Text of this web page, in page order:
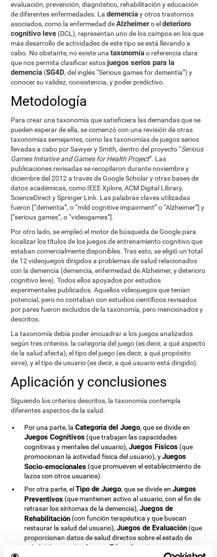
evaluación, prevención, diagnóstico, rehabilitación y educación
de diferentes enfermedades. Lademenciay otros trastornos
asociados, como la enfermedad deAlzheimero eldeterioro
cognitivo leve (DCL), representan uno de los campos en los que
más desarrollo de actividades de este tipo se está llevando a
cabo. No obstante, no existe unataxonomíao referencia clara
que nos permita clasificar estosjuegos serios para la
demencia (SG4D, del inglés “Serious games for dementia”) y
conocer su validez, consistencia, y poder predictivo.
Metodología
Para crear una taxonomía que satisficiera las demandas que se
pueden esperar de ella, se comenzó con una revisión de otras
taxonomías semejantes, como las taxonomías de juegos serios
llevadas a cabo por Sawyer y Smith, dentro del proyecto “Serious
Games Initiative and Games for Health Project”. Las
publicaciones revisadas se recopilaron durante noviembre y
diciembre del 2012 a través de Google Scholar y otras bases de
datos académicas, como IEEE Xplore, ACM Digital Library,
ScienceDirect y Springer Link. Las palabras claves utilizadas
fueron [“dementia”, o “mild cognitive impairment” o “Alzheimer”] y
[“serious games”, o “videogames”].
Por otro lado, se empleó el motor de búsqueda de Google para
localizar los títulos de los juegos de entrenamiento cognitivo que
estaban comercialmente disponibles. Tras esto, se eligió un total
de 12 videojuegos dirigidos a problemas de salud relacionados
con la demencia (demencia, enfermedad de Alzheimer, y deterioro
cognitivo leve). Todos ellos apoyados por estudios
experimentales publicados. Aquellos videojuegos que tenían
potencial, pero no contaban con estudios científicos revisados
por pares fueron excluidos de la taxonomía, pero mencionados y
descritos.
La taxonomía debía poder encuadrar a los juegos analizados
según tres criterios: la categoría del juego (es decir, a qué aspecto
de la salud afecta), el tipo del juego (es decir, a qué propósito
sirve), y el tipo de usuario (es decir, a qué usuario está dirigido).
Aplicación y conclusiones
Siguiendo los criterios descritos, la taxonomía contempla
diferentes aspectos de la salud.
Por una parte, laCategoría del Juego, que se divide en
Juegos Cognitivos (que trabajan las capacidades
cognitivas y mentales del usuario),Juegos Físicos (que
promocionan la actividad física del usuario), yJuegos
Socio-emocionales (que promueven el establecimiento de
lazos con otros usuarios).
Por otra parte, elTipo de Juego, que se divide enJuegos
Preventivos (que mantienen activo al usuario, con el fin de
retrasar los síntomas de la demencia),Juegos de
Rehabilitación (con función terapéutica y que buscan
restaurar la salud del usuario),Juegos de Evaluación (que
proporcionan datos de salud directos sobre el estado de
salud del usuario) y
Juegos Educativos
(que persiguen